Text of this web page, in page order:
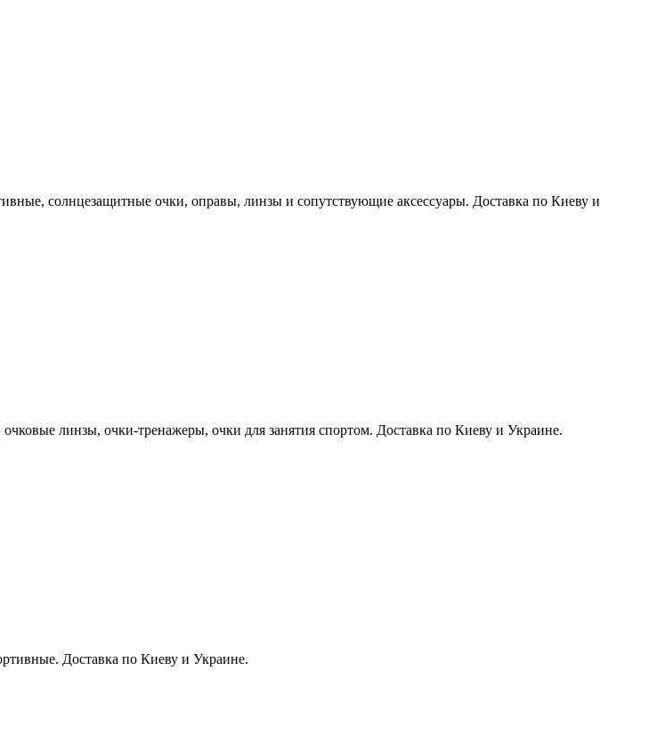
солнцезащитные очки, оправы, линзы и сопутствующие аксессуары. Доставка по Киеву и
линзы, очки-тренажеры, очки для занятия спортом. Доставка по Киеву и Украине.
Доставка по Киеву и Украине.